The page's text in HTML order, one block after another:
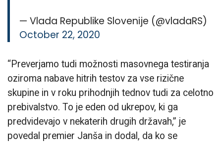
— Vlada Republike Slovenije (@vladaRS)
October 22, 2020
“Preverjamo tudi možnosti masovnega testiranja
oziroma nabave hitrih testov za vse rizične
skupine in v roku prihodnjih tednov tudi za celotno
prebivalstvo. To je eden od ukrepov, ki ga
predvidevajo v nekaterih drugih državah,” je
povedal premier Janša in dodal, da ko se